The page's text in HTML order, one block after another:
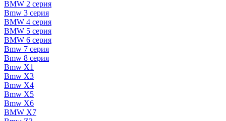
BMW 2 серия
Bmw 3 серия
BMW 4 серия
BMW 5 серия
BMW 6 серия
Bmw 7 серия
Bmw 8 серия
Bmw X1
Bmw X3
Bmw X4
Bmw X5
Bmw X6
BMW X7